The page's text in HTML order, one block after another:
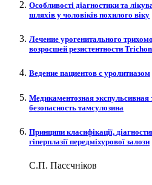
Особливості діагностики та
шляхів у чоловіків похилого віку
Лечение урогенитального
возросшей резистентности
Ведение пациентов с уролитиазом
Медикаментозная экспульсивная
безопасность тамсулозина
Принципи класифікації,
гіперплазії передміхурової залози
С.П. Пасєчніков